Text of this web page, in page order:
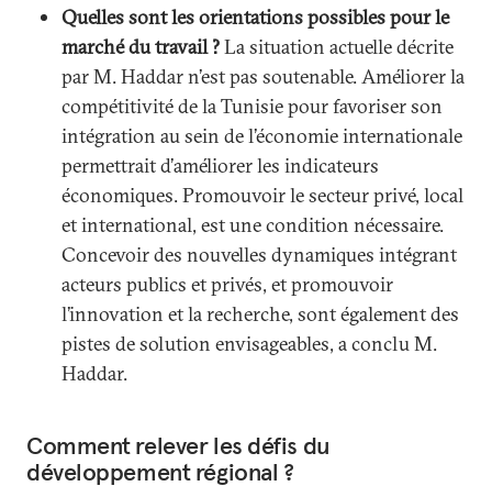
Quelles sont les orientations possibles pour le
marché du travail ?La situation actuelle décrite
par M. Haddar n’est pas soutenable. Améliorer la
compétitivité de la Tunisie pour favoriser son
intégration au sein de l’économie internationale
permettrait d’améliorer les indicateurs
économiques. Promouvoir le secteur privé, local
et international, est une condition nécessaire.
Concevoir des nouvelles dynamiques intégrant
acteurs publics et privés, et promouvoir
l’innovation et la recherche, sont également des
pistes de solution envisageables, a conclu M.
Haddar.
Comment relever les défis du
développement régional ?